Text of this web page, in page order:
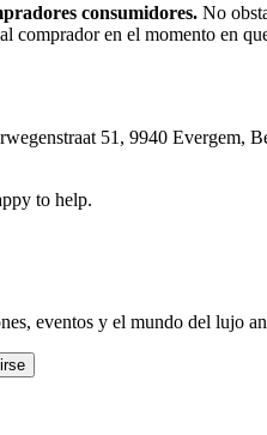
consumidores. No
comprador en el momento en
51, 9940 Evergem,
to help.
eventos y el mundo del lujo